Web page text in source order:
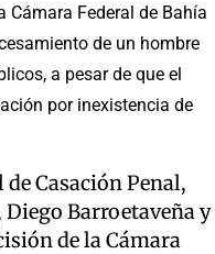
Cámara Federal de Bahía
de un hombre
a pesar de que el
por inexistencia de
de Casación Penal,
Barroetaveña y
de la Cámara